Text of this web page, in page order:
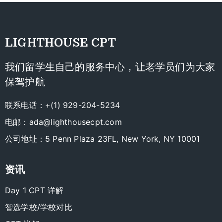
LIGHTHOUSE CPT
我们留学生自己的服务中心，让老学员们为大家
保驾护航
联系电话：+(1) 929-204-5234
电邮： ada@lighthousecpt.com
公司地址：5 Penn Plaza 23FL, New York, NY 10001
资讯
Day 1 CPT 详解
智选学校/学校对比